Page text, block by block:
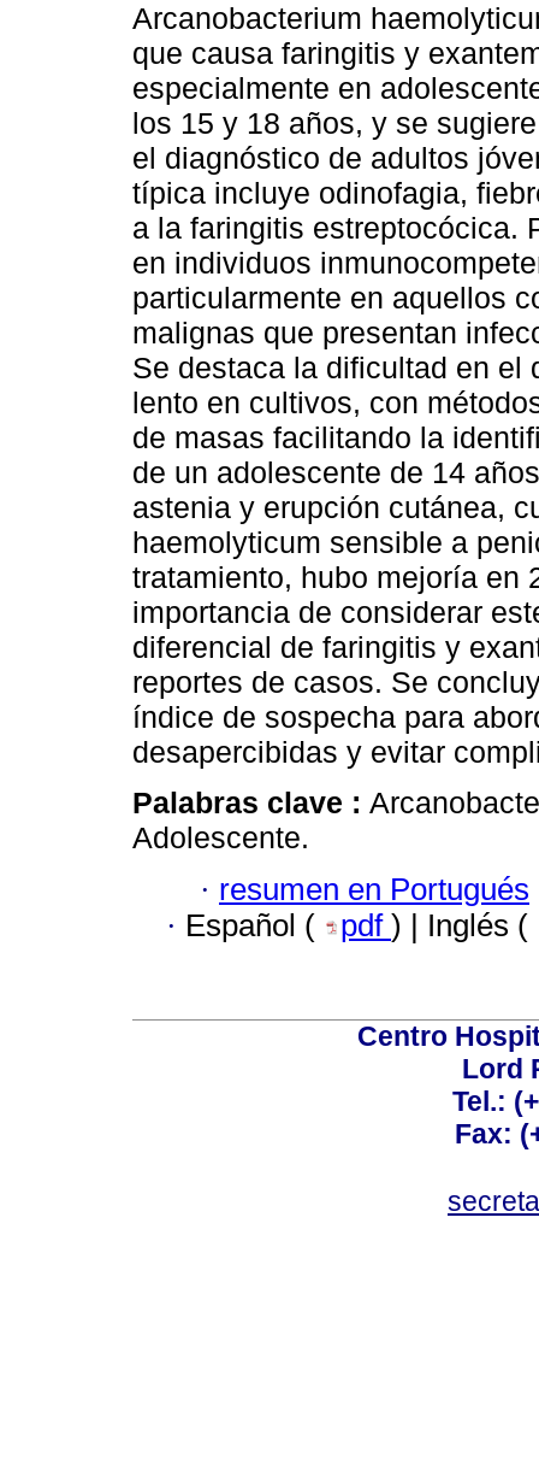
Arcanobacterium
que causa faringitis y
especialmente en
los 15 y 18 años, y se
el diagnóstico de adultos
típica incluye odinofagia,
a la faringitis estreptocócica.
en individuos
particularmente en aquellos
malignas que presentan
Se destaca la dificultad en el
lento en cultivos, con
de masas facilitando la
de un adolescente de 14
astenia y erupción cutánea,
haemolyticum sensible a
tratamiento, hubo mejoría en
importancia de considerar
diferencial de faringitis y
reportes de casos. Se
índice de sospecha para
desapercibidas y evitar
Palabras clave :
Adolescente.
· resumen en Portugués
· Español ( pdf ) | Inglés (
Centro
Lord
Tel.:
Fax: